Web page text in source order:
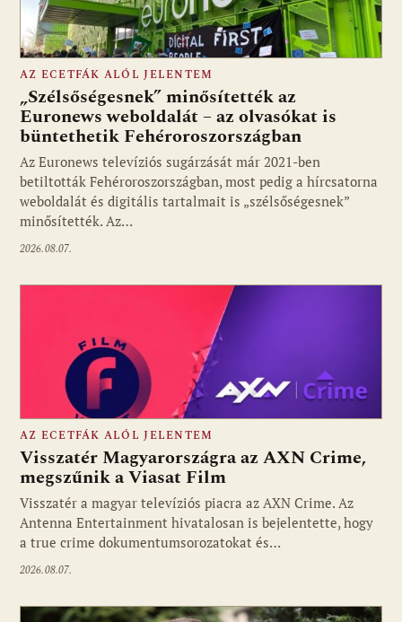
Fotó: media1.hu
AZ ECETFÁK ALÓL JELENTEM
„Szélsőségesnek” minősítették az
Euronews weboldalát – az olvasókat is
büntethetik Fehéroroszországban
Az Euronews televíziós sugárzását már 2021-ben
betiltották Fehéroroszországban, most pedig a hírcsatorna
weboldalát és digitális tartalmait is „szélsőségesnek”
minősítették. Az…
2026.08.07.
Fotó: media1.hu
AZ ECETFÁK ALÓL JELENTEM
Visszatér Magyarországra az AXN Crime,
megszűnik a Viasat Film
Visszatér a magyar televíziós piacra az AXN Crime. Az
Antenna Entertainment hivatalosan is bejelentette, hogy
a true crime dokumentumsorozatokat és…
2026.08.07.